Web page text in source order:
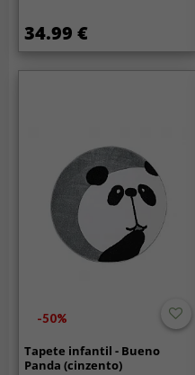
34.99 €
-50%
Tapete infantil - Bueno
Panda (cinzento)